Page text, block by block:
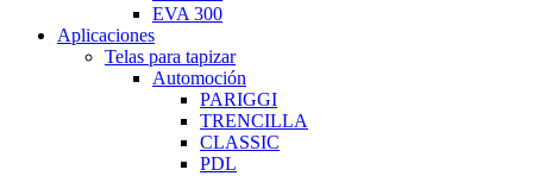
EVA 300
Aplicaciones
Telas para tapizar
Automoción
PARIGGI
TRENCILLA
CLASSIC
PDL